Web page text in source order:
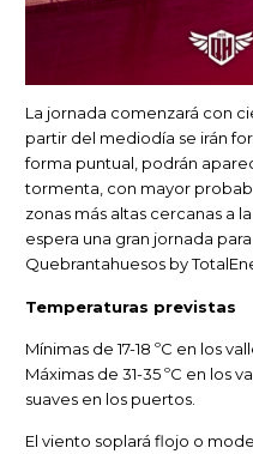
La jornada comenzará con
partir del mediodía se irán
forma puntual, podrán
tormenta, con mayor
zonas más altas cercanas a
espera una gran jornada
Quebrantahuesos by
Temperaturas previstas
Mínimas de 17-18 ºC en los
Máximas de 31-35 ºC en los
suaves en los puertos.
El viento soplará flojo o